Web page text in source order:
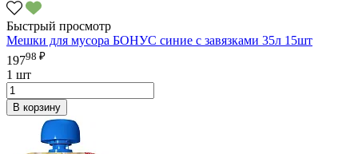
Быстрый просмотр
Мешки для мусора БОНУС синие с завязками 35л 15шт
19798 ₽
1 шт
В корзину